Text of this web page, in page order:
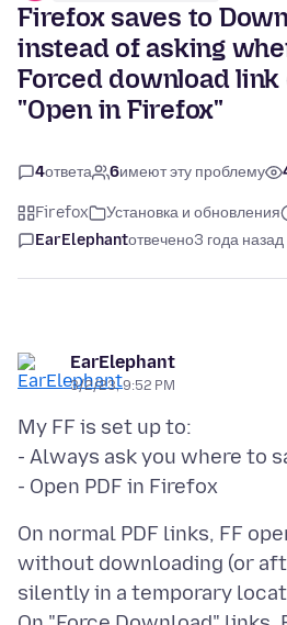
Firefox saves to
instead of asking
Forced download
"Open in Firefox"
4ответа 6имеют эту проблему
Firefox Установка и обновления
EarElephantотвечено3 года назад
EarElephant
3/2/23, 9:52 PM
My FF is set up to:
- Always ask you where to
On normal PDF links, FF
without downloading (or
silently in a temporary